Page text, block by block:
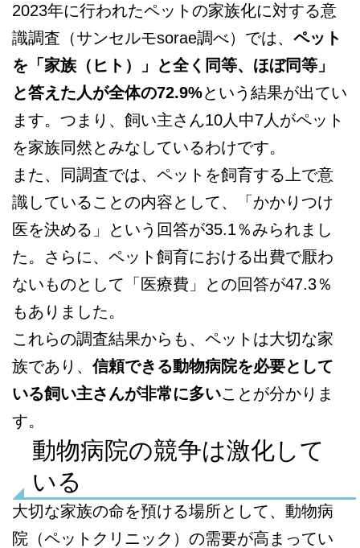
2023年に行われたペットの家族化に対する意
識調査（サンセルモsorae調べ）では、 ペット
を「家族（ヒト）」と全く同等、ほぼ同等」
と答えた人が全体の72.9%という結果が出てい
ます。つまり、飼い主さん10人中7人がペット
を家族同然とみなしているわけです。
また、同調査では、ペットを飼育する上で意
識していることの内容として、「かかりつけ
医を決める」という回答が35.1％みられまし
た。さらに、ペット飼育における出費で厭わ
ないものとして「医療費」との回答が47.3％
もありました。
これらの調査結果からも、ペットは大切な家
族であり、信頼できる動物病院を必要として
いる飼い主さんが非常に多いことが分かりま
す。
動物病院の競争は激化して
いる
大切な家族の命を預ける場所として、動物病
院（ペットクリニック）の需要が高まってい